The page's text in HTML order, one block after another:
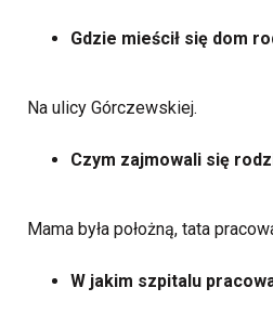
Gdzie mieścił się dom
Na ulicy Górczewskiej.
Czym zajmowali się
Mama była położną, tata
W jakim szpitalu